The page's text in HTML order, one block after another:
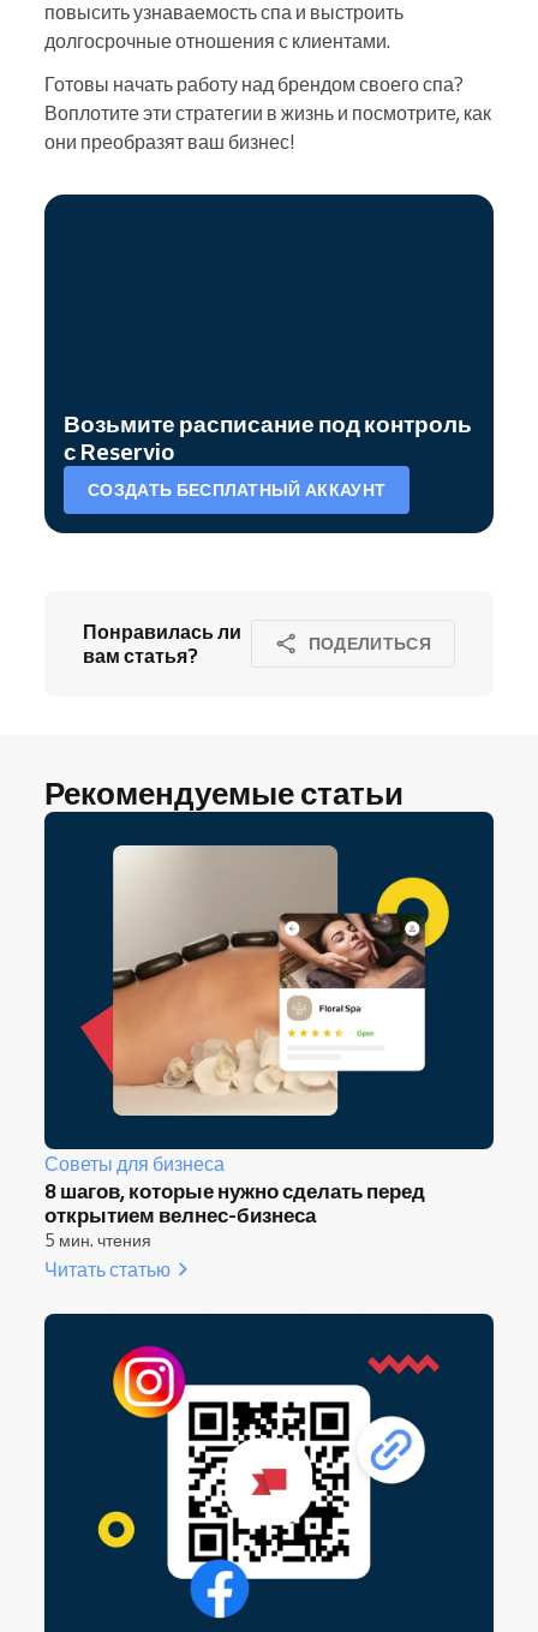
повысить узнаваемость спа и выстроить
долгосрочные отношения с клиентами.
Готовы начать работу над брендом своего спа?
Воплотите эти стратегии в жизнь и посмотрите, как
они преобразят ваш бизнес!
Возьмите расписание под контроль
с Reservio
СОЗДАТЬ БЕСПЛАТНЫЙ АККАУНТ
Понравилась ли
вам статья?
ПОДЕЛИТЬСЯ
Рекомендуемые статьи
Советы для бизнеса
8 шагов, которые нужно сделать перед
открытием велнес-бизнеса
5 мин. чтения
Читать статью